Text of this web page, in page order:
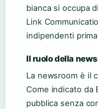
bianca si occupa
Link
indipendenti
Il ruolo della
La newsroom è il
Come indicato da
pubblica senza